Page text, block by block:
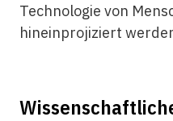
Technologie von
hineinprojiziert